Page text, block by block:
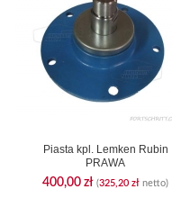
Piasta kpl. Lemken Rubin
PRAWA
400,00 zł (325,20 zł netto)